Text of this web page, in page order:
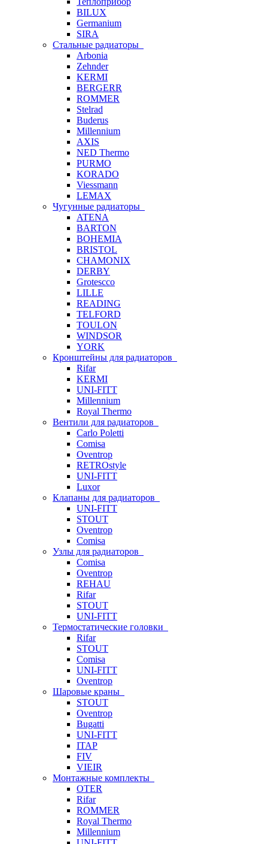
BILUX
Germanium
SIRA
Стальные радиаторы
Arbonia
Zehnder
KERMI
BERGERR
ROMMER
Stelrad
Buderus
Millennium
AXIS
NED Thermo
PURMO
KORADO
Viessmann
LEMAX
Чугунные радиаторы
ATENA
BARTON
BOHEMIA
BRISTOL
CHAMONIX
DERBY
Grotescco
LILLE
READING
TELFORD
TOULON
WINDSOR
YORK
Кронштейны для радиаторов
Rifar
KERMI
UNI-FITT
Millennium
Royal Thermo
Вентили для радиаторов
Carlo Poletti
Comisa
Oventrop
RETROstyle
UNI-FITT
Luxor
Клапаны для радиаторов
UNI-FITT
STOUT
Oventrop
Comisa
Узлы для радиаторов
Comisa
Oventrop
REHAU
Rifar
STOUT
UNI-FITT
Термостатические головки
Rifar
STOUT
Comisa
UNI-FITT
Oventrop
Шаровые краны
STOUT
Oventrop
Bugatti
UNI-FITT
ITAP
FIV
VIEIR
Монтажные комплекты
OTER
Rifar
ROMMER
Royal Thermo
Millennium